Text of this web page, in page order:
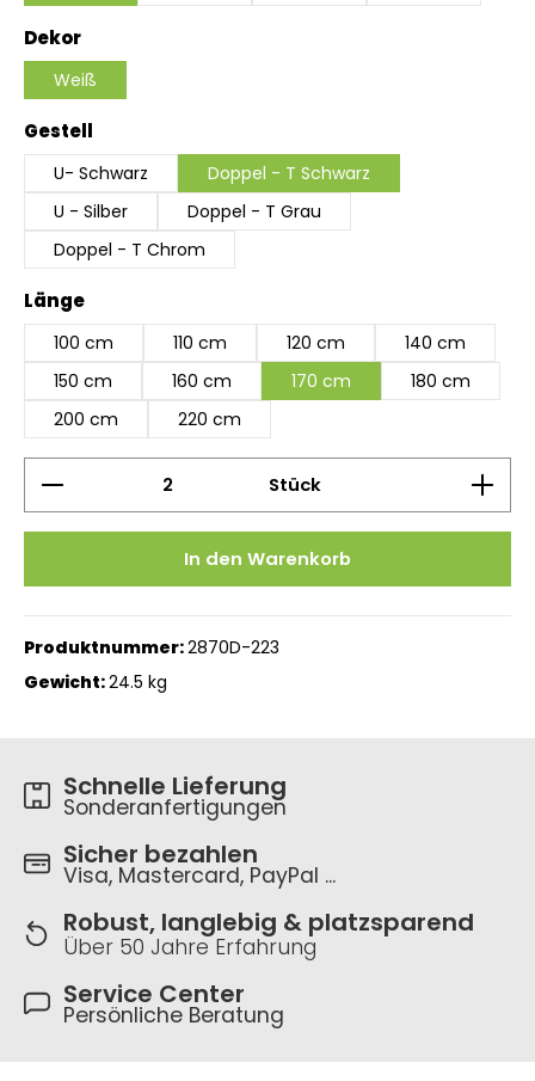
Dekorauswählen
Weiß
Gestell
U- Schwarz
Doppel - T Schwarz
U - Silber
Doppel - T Grau
Doppel - T Chrom
Längeauswählen
100 cm 110 cm 120 cm
140 cm
150 cm
160 cm 170 cm
180 cm
200 cm
220 cm
Produkt Anzahl: Gib den gewünschten Wert
Stück
In den Warenkorb
Produktnummer:2870D-223
Gewicht:24.5 kg
Schnelle Lieferung
Sonderanfertigungen
Sicher bezahlen
Visa, Mastercard, PayPal ...
Robust, langlebig & platzsparend
Über 50 Jahre Erfahrung
Service Center
Persönliche Beratung